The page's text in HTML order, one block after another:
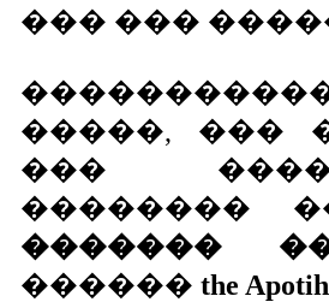
��� ���
�����, ���
���
��������
�������
������ the